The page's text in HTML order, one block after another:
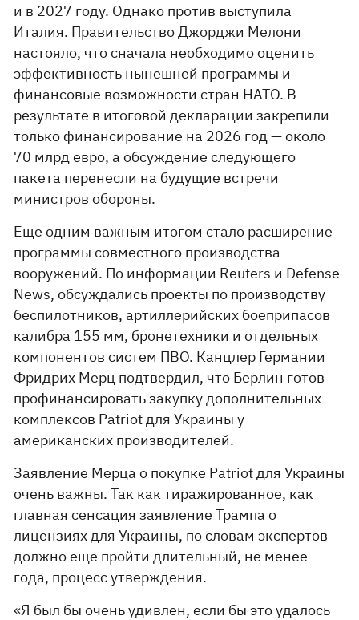
и в 2027 году. Однако против выступила
Италия. Правительство Джорджи Мелони
настояло, что сначала необходимо оценить
эффективность нынешней программы и
финансовые возможности стран НАТО. В
результате в итоговой декларации закрепили
только финансирование на 2026 год — около
70 млрд евро, а обсуждение следующего
пакета перенесли на будущие встречи
министров обороны.
Еще одним важным итогом стало расширение
программы совместного производства
вооружений. По информации Reuters и Defense
News, обсуждались проекты по производству
беспилотников, артиллерийских боеприпасов
калибра 155 мм, бронетехники и отдельных
компонентов систем ПВО. Канцлер Германии
Фридрих Мерц подтвердил, что Берлин готов
профинансировать закупку дополнительных
комплексов Patriot для Украины у
американских производителей.
Заявление Мерца о покупке Patriot для Украины
очень важны. Так как тиражированное, как
главная сенсация заявление Трампа о
лицензиях для Украины, по словам экспертов
должно еще пройти длительный, не менее
года, процесс утверждения.
«Я был бы очень удивлен, если бы это удалось